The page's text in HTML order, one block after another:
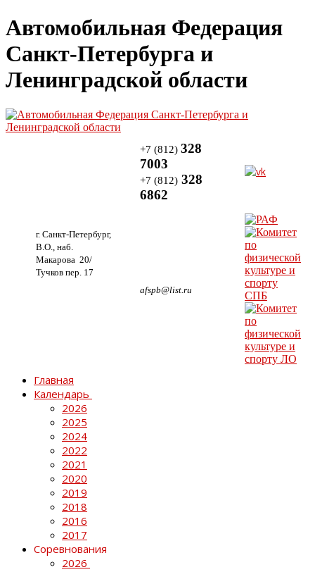
Автомобильная Федерация
Санкт-Петербурга и
Ленинградской области
г. Санкт-Петербург,
В.О., наб.
Макарова 20/
Тучков пер. 17
+7 (812) 328
7003
+7 (812) 328
6862
afspb@list.ru
Главная
Календарь
2026
2025
2024
2022
2021
2020
2019
2018
2016
2017
Соревнования
2026